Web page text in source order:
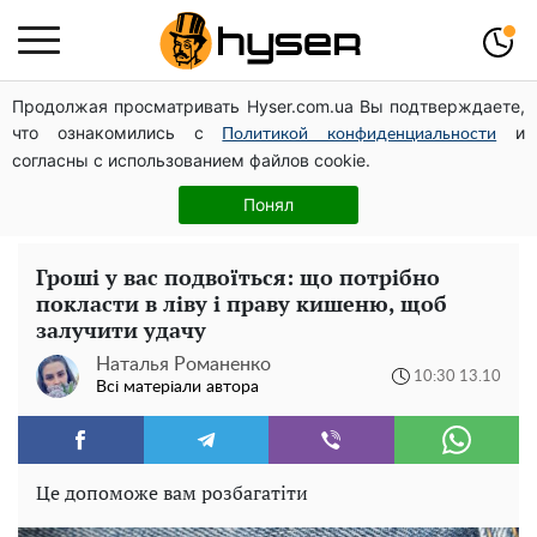
Продолжая просматривать Hyser.com.ua Вы подтверждаете,
что ознакомились с
Политикой конфиденциальности
и
согласны с использованием файлов cookie.
Понял
Дрони із націнкою: Олександр Конотопський вивів
мільйони оборонного бюджету через фіктивну фірму в
Естонії
Олена Тополя злив відео – це далеко не все: фронтмен
"Антитіла" Тарас Тополя став наступним
Гроші у вас подвоїться: що потрібно
покласти в ліву і праву кишеню, щоб
залучити удачу
Наталья Романенко
Всі матеріали автора
10:30 13.10
Це допоможе вам розбагатіти